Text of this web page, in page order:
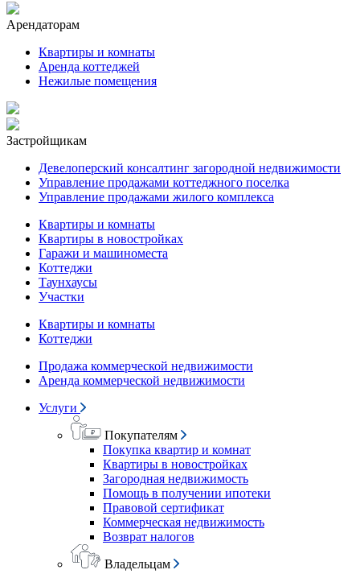
Арендаторам
Квартиры и комнаты
Аренда коттеджей
Нежилые помещения
Застройщикам
Девелоперский консалтинг загородной недвижимости
Управление продажами коттеджного поселка
Управление продажами жилого комплекса
Квартиры и комнаты
Квартиры в новостройках
Гаражи и машиноместа
Коттеджи
Таунхаусы
Участки
Квартиры и комнаты
Коттеджи
Продажа коммерческой недвижимости
Аренда коммерческой недвижимости
Услуги
Покупателям
Покупка квартир и комнат
Квартиры в новостройках
Загородная недвижимость
Помощь в получении ипотеки
Правовой сертификат
Коммерческая недвижимость
Возврат налогов
Владельцам